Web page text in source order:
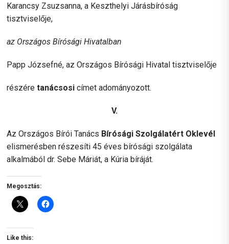
Karancsy Zsuzsanna, a Keszthelyi Járásbíróság
tisztviselője,
az Országos Bírósági Hivatalban
Papp Józsefné, az Országos Bírósági Hivatal tisztviselője
részéretanácsosi címet adományozott.
V.
Az Országos Bírói Tanács Bírósági Szolgálatért Oklevél
elismerésben részesíti 45 éves bírósági szolgálata
alkalmából dr. Sebe Máriát, a Kúria bíráját.
Megosztás:
Like this: